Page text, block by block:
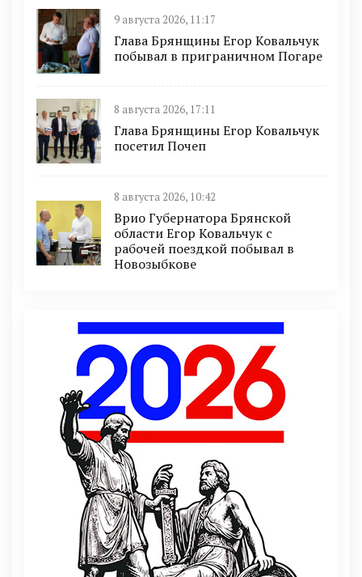
9 августа 2026, 11:17
Глава Брянщины Егор Ковальчук
побывал в приграничном Погаре
8 августа 2026, 17:11
Глава Брянщины Егор Ковальчук
посетил Почеп
8 августа 2026, 10:42
Врио Губернатора Брянской
области Егор Ковальчук с
рабочей поездкой побывал в
Новозыбкове